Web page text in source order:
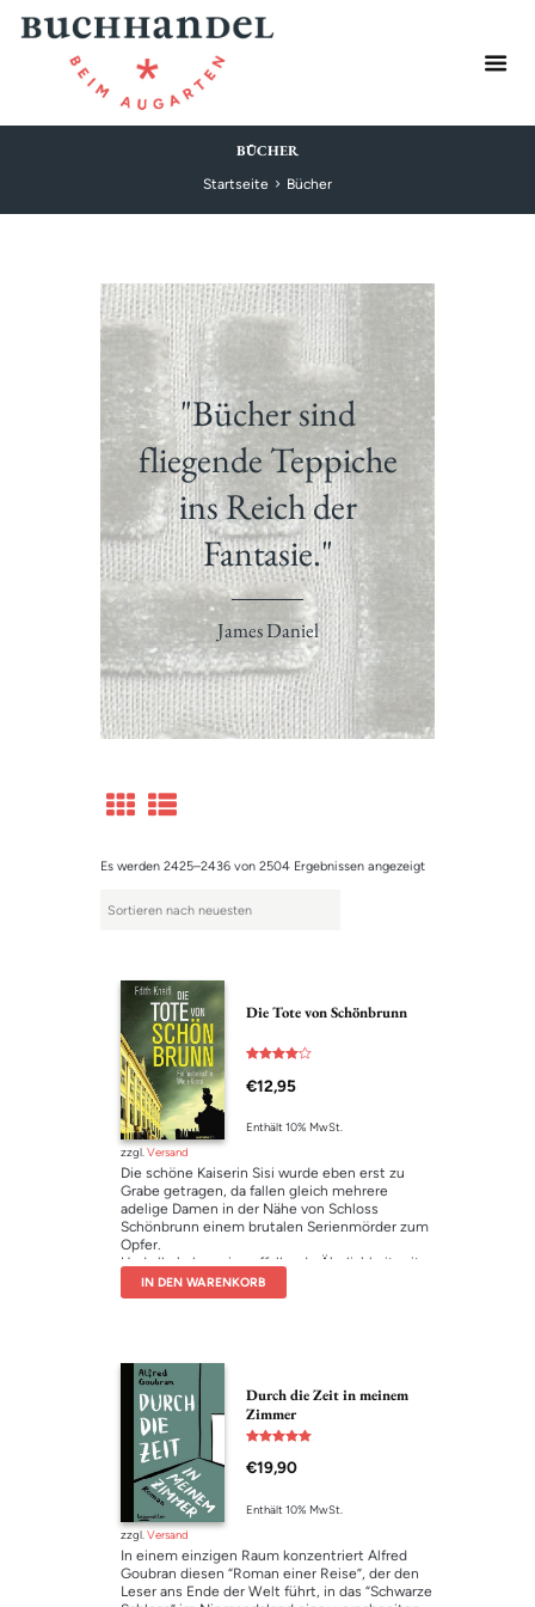
BÜCHER
Startseite Bücher
"Bücher sind
fliegende Teppiche
ins Reich der
Fantasie."
James Daniel
Es werden 2425–2436 von 2504 Ergebnissen angezeigt
Die Tote von Schönbrunn
mit
4.00
€12,95
Enthält 10% MwSt.
zzgl. Versand
Die schöne Kaiserin Sisi wurde eben erst zu
Grabe getragen, da fallen gleich mehrere
adelige Damen in der Nähe von Schloss
Schönbrunn einem brutalen Serienmörder zum
Opfer.
Und alle haben sie auffallende Ähnlichkeit mit
der jungen Kaiserin. Eindeutig ein Fall für den
Privatdetektiv Gustav von Karoly. Aber ist er
noch tiefer ins Herz der Donaumonarchie.
IN DEN WARENKORB
Durch die Zeit in meinem
Zimmer
5.00
von 5
€19,90
Enthält 10% MwSt.
zzgl. Versand
In einem einzigen Raum konzentriert Alfred
Goubran diesen “Roman einer Reise”, der den
Leser ans Ende der Welt führt, in das “Schwarze